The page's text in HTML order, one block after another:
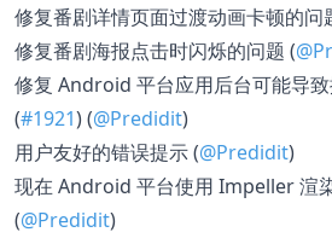
修复番剧详情页面过渡动画卡顿的问
修复番剧海报点击时闪烁的问题 (
修复 Android 平台应用后台可能导
(#1921) (@Predidit)
用户友好的错误提示 (@Predidit)
现在 Android 平台使用 Impeller 渲
(@Predidit)